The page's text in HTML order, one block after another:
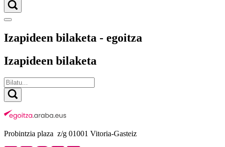
Izapideen bilaketa - egoitza
Izapideen bilaketa
Probintzia plaza z/g 01001 Vitoria-Gasteiz